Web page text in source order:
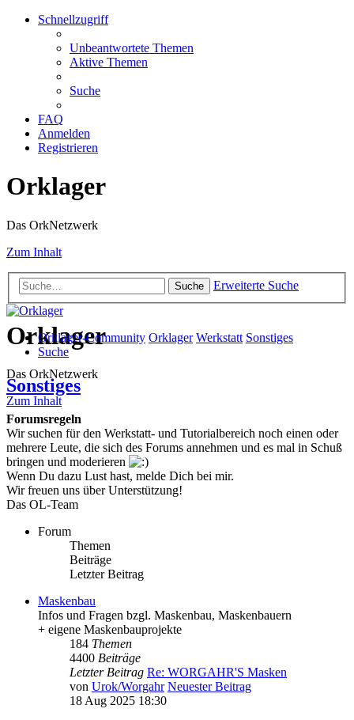
Schnellzugriff
Unbeantwortete Themen
Aktive Themen
Suche
FAQ
Anmelden
Registrieren
Orklager
Das OrkNetzwerk
Zum Inhalt
Suche Erweiterte Suche
Orklager
Das OrkNetzwerk
Zum Inhalt
Orklager-Community Orklager Werkstatt Sonstiges
Suche
Sonstiges
Forumsregeln
Wir suchen für den Werkstatt- und Tutorialbereich noch einen oder
mehrere Leute, die sich des Forums annehmen und es mal in Schuß
bringen und moderieren
Wenn Du dazu Lust hast, melde Dich bei mir.
Wir freuen uns über Unterstützung!
Das OL-Team
Forum
Themen
Beiträge
Letzter Beitrag
Maskenbau
Infos und Fragen bzgl. Maskenbau, Maskenbauern
+ eigene Maskenbauprojekte
184 Themen
4400 Beiträge
Letzter Beitrag Re: WORGAHR'S Masken
von Urok/Worgahr Neuester Beitrag
18 Aug 2025 18:30